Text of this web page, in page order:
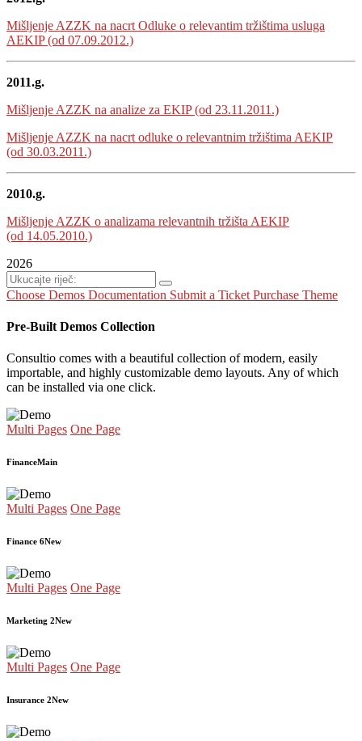
Mišljenje AZZK na nacrt Odluke o relevantim tržištima usluga
AEKIP (od 07.09.2012.)
2011.g.
Mišljenje AZZK na analize za EKIP (od 23.11.2011.)
Mišljenje AZZK na nacrt odluke o relevantnim tržištima AEKIP
(od 30.03.2011.)
2010.g.
Mišljenje AZZK o analizama relevantnih tržišta AEKIP
(od 14.05.2010.)
2026
Choose Demos Documentation Submit a Ticket Purchase Theme
Pre-Built Demos Collection
Consultio comes with a beautiful collection of modern, easily
importable, and highly customizable demo layouts. Any of which
can be installed via one click.
Multi Pages One Page
FinanceMain
Multi Pages One Page
Finance 6New
Multi Pages One Page
Marketing 2New
Multi Pages One Page
Insurance 2New